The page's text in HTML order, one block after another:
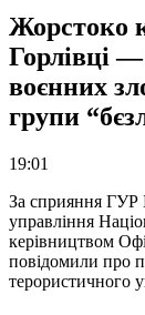
Жорстоко
Горлівці
воєнних
групи
19:01
За сприяння ГУР
управління
керівництвом
повідомили про
терористичного